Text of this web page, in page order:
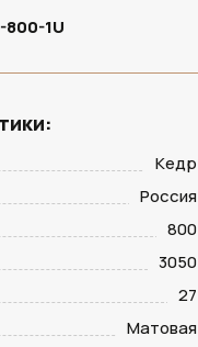
1U
Кедр
Россия
800
3050
27
Матовая